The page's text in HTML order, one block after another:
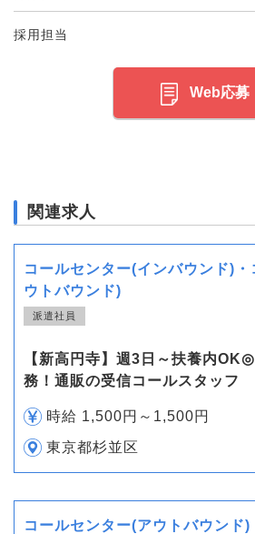
採用担当
Web応募
関連求人
コールセンター(インバウンド)
ウトバウンド)
派遣社員
【新高円寺】週3日～扶養内
務！通販の受信コールスタッフ
時給 1,500円～1,500円
東京都杉並区
コールセンター(アウトバウンド)